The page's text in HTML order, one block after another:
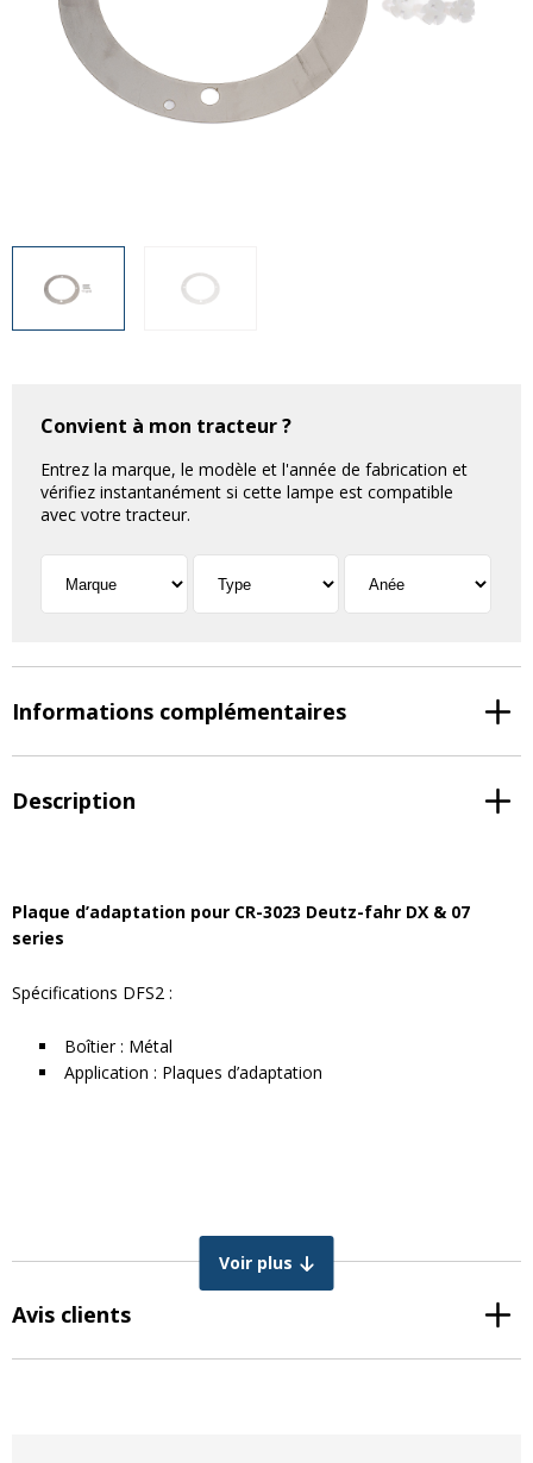
Divers
Questions fréquemment posées
09 70 24 66 76
[email protected]
Divers
Convient à mon tracteur ?
Entrez la marque, le modèle et l'année de fabrication et
vérifiez instantanément si cette lampe est compatible
avec votre tracteur.
Informations complémentaires
Description
Plaque d’adaptation pour CR-3023 Deutz-fahr DX & 07
series
Spécifications DFS2 :
Boîtier : Métal
Application : Plaques d’adaptation
Voir plus
Avis clients